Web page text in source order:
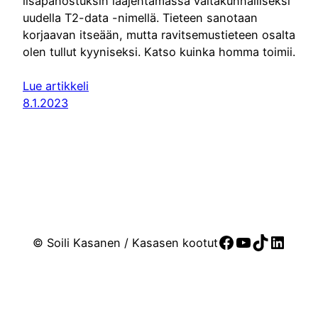
uudella T2-data -nimellä. Tieteen sanotaan
korjaavan itseään, mutta ravitsemustieteen osalta
olen tullut kyyniseksi. Katso kuinka homma toimii.
Lue artikkeli
8.1.2023
© Soili Kasanen / Kasasen kootutFacebook
YouTube
TikTok